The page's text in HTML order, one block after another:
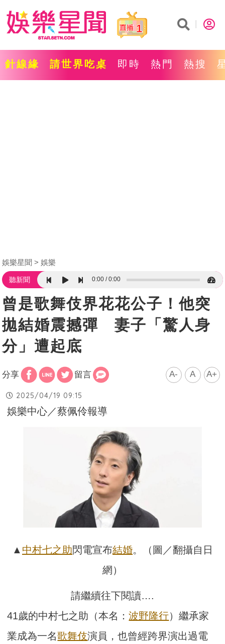
1
針線緣 請世界吃桌 即時 熱門 熱搜
娛樂星聞 娛樂
聽新聞 0:00 0:00
曾是歌舞伎界花花公子！他突
拋結婚震撼彈 妻子「驚人身
分」遭起底
分享 留言 A- A A+
2025/04/19 09:15
娛樂中心／蔡佩伶報導
▲ 中村七之助閃電宣布結婚。（圖／翻攝自日
網）
請繼續往下閱讀….
41歲的中村七之助（本名：波野隆行）繼承家
業成為一名歌舞伎演員，也曾經跨界演出過電